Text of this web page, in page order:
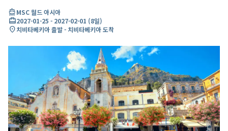
directions_boatMSC 월드 아시아
card_travel2027-01-25 - 2027-02-01 (8일)
location_on치비타베키아 출발 - 치비타베키아 도착